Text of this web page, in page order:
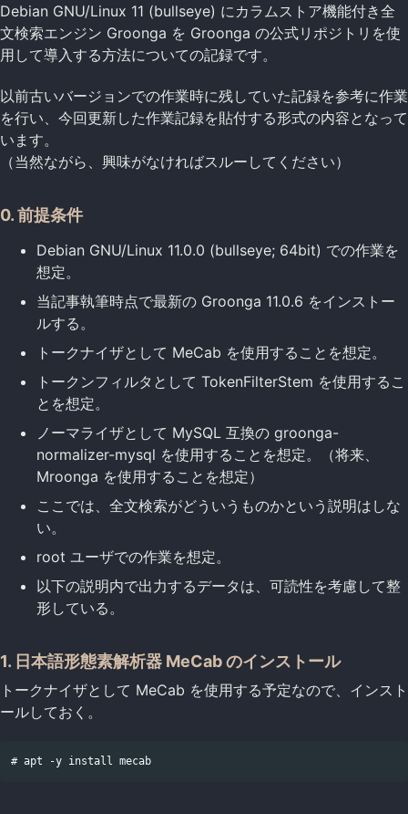
Debian GNU/Linux 11 (bullseye) にカラムストア機能付き全
文検索エンジン Groonga を Groonga の公式リポジトリを使
用して導入する方法についての記録です。
以前古いバージョンでの作業時に残していた記録を参考に作業
を行い、今回更新した作業記録を貼付する形式の内容となって
います。
（当然ながら、興味がなければスルーしてください）
0. 前提条件
Debian GNU/Linux 11.0.0 (bullseye; 64bit) での作業を
想定。
当記事執筆時点で最新の Groonga 11.0.6 をインストー
ルする。
トークナイザとして MeCab を使用することを想定。
トークンフィルタとして TokenFilterStem を使用するこ
とを想定。
ノーマライザとして MySQL 互換の groonga-
normalizer-mysql を使用することを想定。（将来、
Mroonga を使用することを想定）
ここでは、全文検索がどういうものかという説明はしな
い。
root ユーザでの作業を想定。
以下の説明内で出力するデータは、可読性を考慮して整
形している。
1. 日本語形態素解析器 MeCab のインストール
トークナイザとして MeCab を使用する予定なので、インスト
ールしておく。